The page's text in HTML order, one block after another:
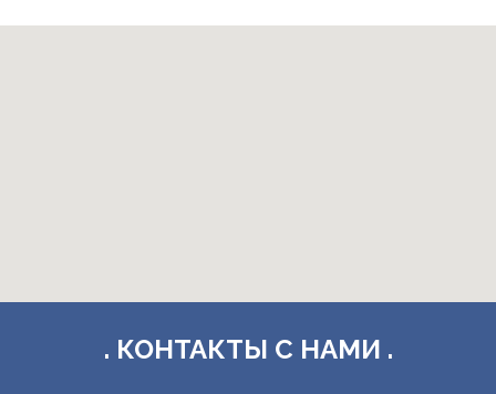
. КОНТАКТЫ С НАМИ .